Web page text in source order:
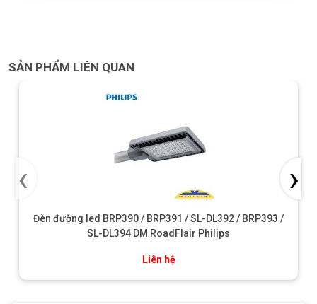
SẢN PHẨM LIÊN QUAN
Đèn đường led BRP390 / BRP391 / SL-DL392 / BRP393 /
SL-DL394 DM RoadFlair Philips
Liên hệ
‹ ›